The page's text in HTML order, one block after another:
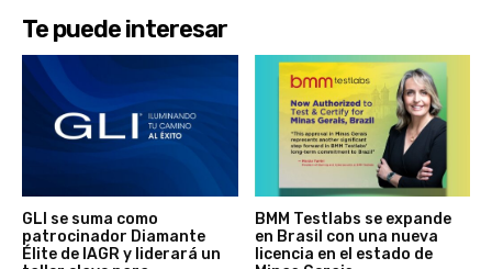
Te puede interesar
GLI se suma como
patrocinador Diamante
Élite de IAGR y liderará un
BMM Testlabs se expande
en Brasil con una nueva
licencia en el estado de